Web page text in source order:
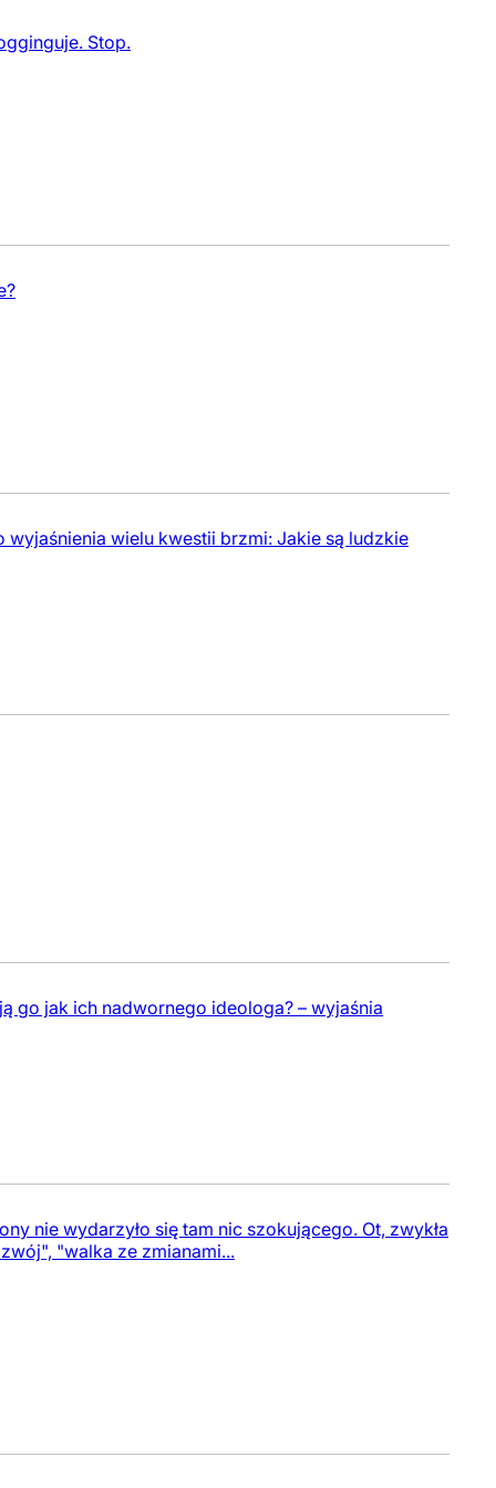
Stop.
wyjaśnienia wielu kwestii brzmi: Jakie są ludzkie
go jak ich nadwornego ideologa? – wyjaśnia
nie wydarzyło się tam nic szokującego. Ot, zwykła
"walka ze zmianami...